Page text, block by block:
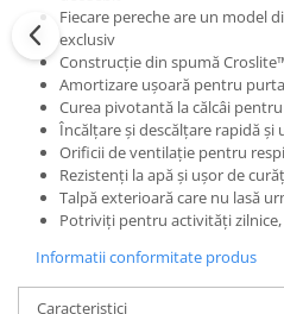
Fiecare pereche are un model
exclusiv
Construcție din spumă
Amortizare ușoară pentru
Curea pivotantă la călcâi
Încălțare și descălțare rapidă și
Orificii de ventilație pentru
Rezistenți la apă și ușor de
Talpă exterioară care nu lasă
Potriviți pentru activități zilnice,
Informatii conformitate produs
Caracteristici